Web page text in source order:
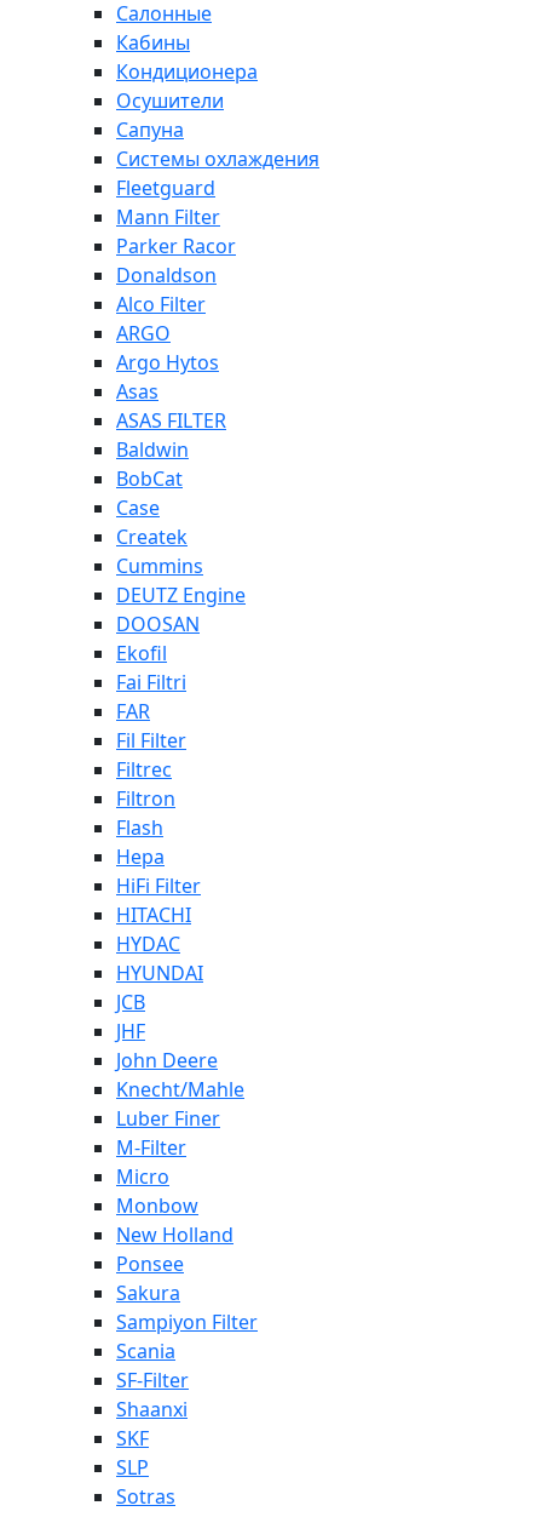
Салонные
Кабины
Кондиционера
Осушители
Сапуна
Системы охлаждения
Fleetguard
Mann Filter
Parker Racor
Donaldson
Alco Filter
ARGO
Argo Hytos
Asas
ASAS FILTER
Baldwin
BobCat
Case
Createk
Cummins
DEUTZ Engine
DOOSAN
Ekofil
Fai Filtri
FAR
Fil Filter
Filtrec
Filtron
Flash
Hepa
HiFi Filter
HITACHI
HYDAC
HYUNDAI
JCB
JHF
John Deere
Knecht/Mahle
Luber Finer
M-Filter
Micro
Monbow
New Holland
Ponsee
Sakura
Sampiyon Filter
Scania
SF-Filter
Shaanxi
SKF
SLP
Sotras